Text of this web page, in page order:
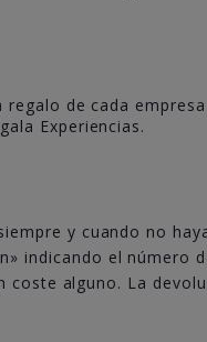
de cada
Experiencias.
y cuando no
indicando el número
alguno. La